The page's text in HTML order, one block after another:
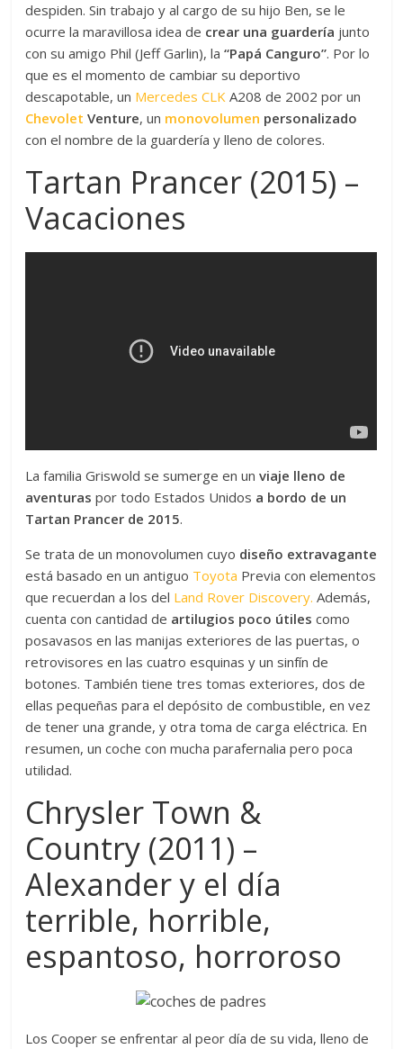
despiden. Sin trabajo y al cargo de su hijo Ben, se le
ocurre la maravillosa idea de crear una guardería junto
con su amigo Phil (Jeff Garlin), la“Papá Canguro”. Por lo
que es el momento de cambiar su deportivo
descapotable, un Mercedes CLK A208 de 2002 por un
Chevolet Venture, un monovolumen personalizado
con el nombre de la guardería y lleno de colores.
Tartan Prancer (2015) –
Vacaciones
La familia Griswold se sumerge en unviaje lleno de
aventuras por todo Estados Unidos a bordo de un
Tartan Prancer de 2015.
Se trata de un monovolumen cuyo diseño extravagante
está basado en un antiguo Toyota Previa con elementos
que recuerdan a los del Land Rover Discovery. Además,
cuenta con cantidad de artilugios poco útiles como
posavasos en las manijas exteriores de las puertas, o
retrovisores en las cuatro esquinas y un sinfín de
botones. También tiene tres tomas exteriores, dos de
ellas pequeñas para el depósito de combustible, en vez
de tener una grande, y otra toma de carga eléctrica. En
resumen, un coche con mucha parafernalia pero poca
utilidad.
Chrysler Town &
Country (2011) –
Alexander y el día
terrible, horrible,
espantoso, horroroso
Los Cooper se enfrentar al peor día de su vida, lleno de